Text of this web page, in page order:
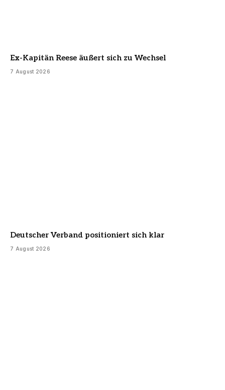
Ex-Kapitän Reese äußert sich zu Wechsel
7 August 2026
Deutscher Verband positioniert sich klar
7 August 2026